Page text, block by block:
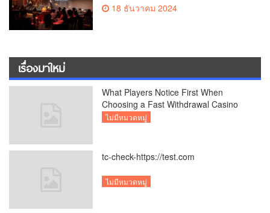
18 ธันวาคม 2024
เรื่องมาใหม่
What Players Notice First When
Choosing a Fast Withdrawal Casino
UK
ไม่มีหมวดหมู่
tc-check-https://test.com
ไม่มีหมวดหมู่